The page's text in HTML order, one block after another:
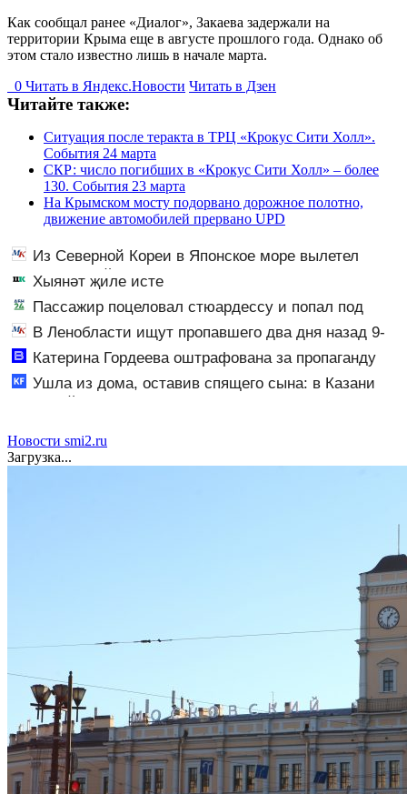
Как сообщал ранее «Диалог», Закаева задержали на
территории Крыма еще в августе прошлого года. Однако об
этом стало известно лишь в начале марта.
0 Читать в Яндекс.Новости Читать в Дзен
Читайте также:
Ситуация после теракта в ТРЦ «Крокус Сити Холл».
События 24 марта
СКР: число погибших в «Крокус Сити Холл» – более
130. События 23 марта
На Крымском мосту подорвано дорожное полотно,
движение автомобилей прервано UPD
Из Северной Кореи в Японское море вылетел
неопознанный снаряд
Хыянәт җиле исте
Пассажир поцеловал стюардессу и попал под
арест - АБН 24
В Ленобласти ищут пропавшего два дня назад 9-
летнего мальчика
Катерина Гордеева оштрафована за пропаганду
ЛГБТ в интернете - Новости на Вести.ru
Ушла из дома, оставив спящего сына: в Казани
мать пойдет под суд за гибель малыша 07/08/2026 –
Новости smi2.ru
Загрузка...